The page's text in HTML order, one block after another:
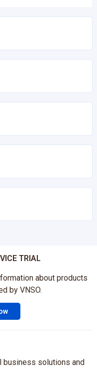
TRIAL
about products
by VNSO.
business solutions and